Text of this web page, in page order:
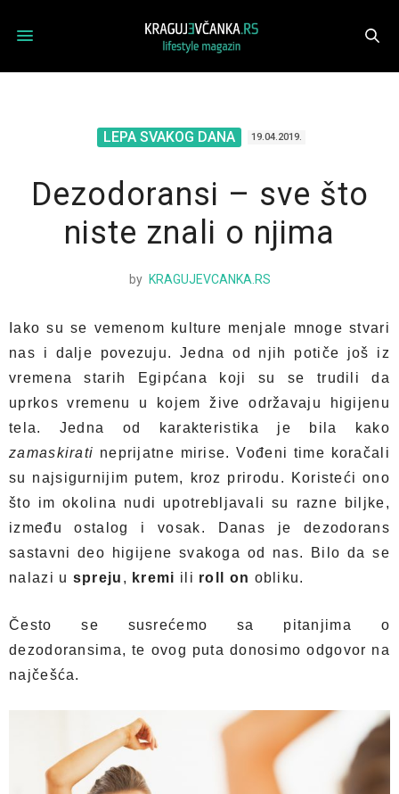
LEPA SVAKOG DANA 19.04.2019.
Dezodoransi – sve što
niste znali o njima
by KRAGUJEVCANKA.RS
Iako su se vemenom kulture menjale mnoge stvari
nas i dalje povezuju. Jedna od njih potiče još iz
vremena starih Egipćana koji su se trudili da
uprkos vremenu u kojem žive održavaju higijenu
tela. Jedna od karakteristika je bila kako
zamaskirati neprijatne mirise. Vođeni time koračali
su najsigurnijim putem, kroz prirodu. Koristeći ono
što im okolina nudi upotrebljavali su razne biljke,
između ostalog i vosak. Danas je dezodorans
sastavni deo higijene svakoga od nas. Bilo da se
nalazi u spreju , kremi ili roll on obliku.
Često se susrećemo sa pitanjima o
dezodoransima, te ovog puta donosimo odgovor na
najčešća.